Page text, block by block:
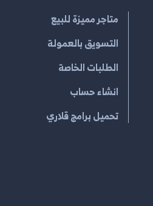
متاجر مميزة للبيع
التسويق بالعمولة
الطلبات الخاصة
انشاء حساب
تحميل برامج قلاري